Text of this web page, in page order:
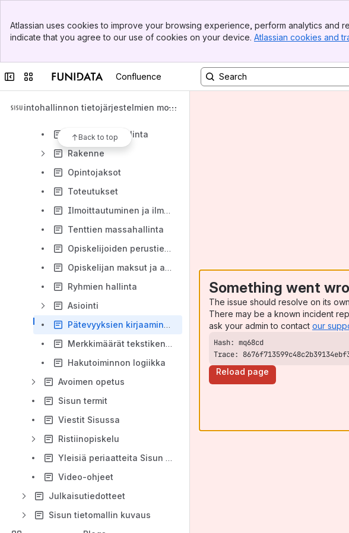
Top Bar
Sidebar
Atlassian uses cookies to improve your browsing experience, perform analytics and
indicate that you agree to our use of cookies on your device. Atlassian cookies and
Collapse sidebar
Switch sites or apps Confluence
Opintohallinnon tietojärjestelmien mod
Back to top
Etusivu ja viestit
Koulutukset-ohje
Tutkinto-ohjelmat
Opintokokonaisuudet
Sivuaineen hallinta
Rakenne
Opintojaksot
Toteutukset
Ilmoittautuminen ja ilmoittautuneet
Tenttien massahallinta
Opiskelijoiden perustietojen hallinta
Opiskelijan maksut ja apurahat
Ryhmien hallinta
Asiointi
Pätevyyksien kirjaaminen
Merkkimäärät tekstikentissä
Hakutoiminnon logiikka
Avoimen opetus
Sisun termit
Viestit Sisussa
Ristiinopiskelu
Yleisiä periaatteita Sisun käyttöön
Video-ohjeet
Julkaisutiedotteet
Sisun tietomallin kuvaus
Something went
The issue should resolve on its
There may be a known incident
ask your admin to contact our
Trace:
Reload page